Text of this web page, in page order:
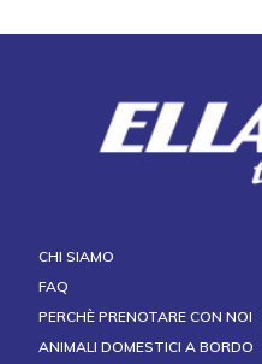
CHI SIAMO
FAQ
PERCHÈ PRENOTARE CON NOI
ANIMALI DOMESTICI A BORDO